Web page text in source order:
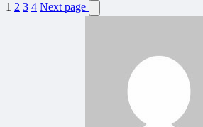
1 2 3 4 Next page